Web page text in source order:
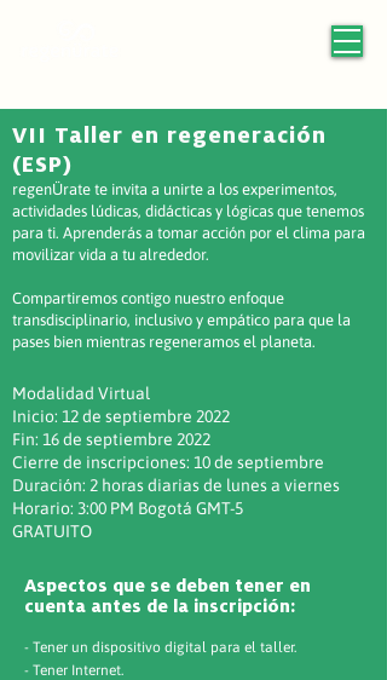
VII Taller en regeneración
(ESP)
regenÜrate te invita a unirte a los experimentos,
actividades lúdicas, didácticas y lógicas que tenemos
para ti. Aprenderás a tomar acción por el clima para
movilizar vida a tu alrededor.
Compartiremos contigo nuestro enfoque
transdisciplinario, inclusivo y empático para que la
pases bien mientras regeneramos el planeta.
Modalidad Virtual
Inicio: 12 de septiembre 2022
Fin: 16 de septiembre 2022
Cierre de inscripciones: 10 de septiembre
Duración: 2 horas diarias de lunes a viernes
Horario: 3:00 PM Bogotá GMT-5
GRATUITO
Aspectos que se deben tener en
cuenta antes de la inscripción:
- Tener un dispositivo digital para el taller.
- Tener Internet.